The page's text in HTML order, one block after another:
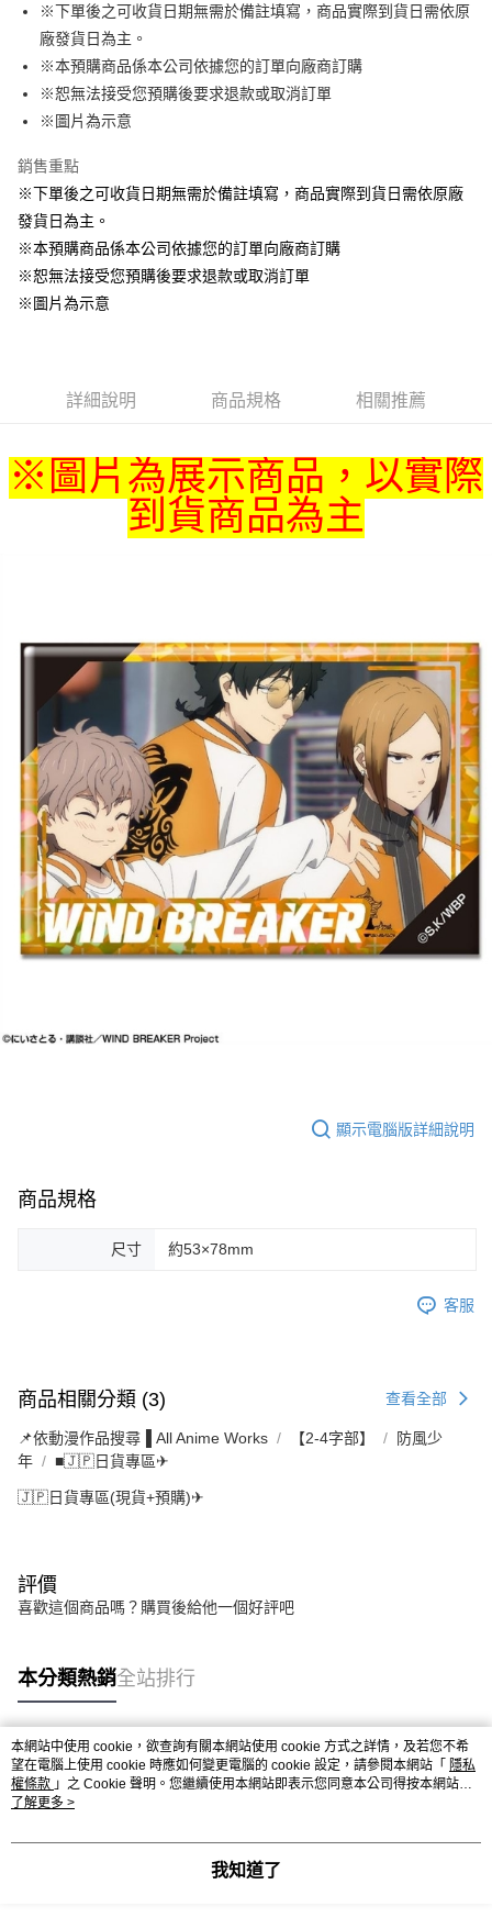
Google Pay
ATM付款
貨到付款
運送方式
全家取貨付款
每筆NT$65，滿NT$1,300(含以上)免運費
付款後全家取貨
每筆NT$65，滿NT$1,300(含以上)免運費
7-11取貨付款
付款後7-11取貨
每筆NT$65，滿NT$1,300(含以上)免運費
每筆NT$220
黑貓宅配-貨到付款
每筆NT$150
※下單後之可收貨日期無需於備註填寫，商品實際到貨日需依原
廠發貨日為主。
※本預購商品係本公司依據您的訂單向廠商訂購
※恕無法接受您預購後要求退款或取消訂單
※圖片為示意
銷售重點
※下單後之可收貨日期無需於備註填寫，商品實際到貨日需依原廠
發貨日為主。
※本預購商品係本公司依據您的訂單向廠商訂購
※恕無法接受您預購後要求退款或取消訂單
※圖片為示意
詳細說明 商品規格 相關推薦
※圖片為展示商品，以實際
到貨商品為主
顯示電腦版詳細說明
商品規格
尺寸 約53×78mm
客服
商品相關分類 (3) 查看全部
📌依動漫作品搜尋▐ All Anime Works 【2-4字部】
防風少
年
■🇯🇵日貨專區✈
🇯🇵日貨專區(現貨+預購)✈
評價
喜歡這個商品嗎？購買後給他一個好評吧
本分類熱銷全站排行
熱門標籤
本網站中使用 cookie，欲查詢有關本網站使用 cookie 方式之詳情，及若您不希
望在電腦上使用 cookie 時應如何變更電腦的 cookie 設定，請參閱本網站「 隱私
權條款 」之 Cookie 聲明。您繼續使用本網站即表示您同意本公司得按本網站使
用條款之 Cookie 聲明使用 cookie。
了解更多 >
我知道了